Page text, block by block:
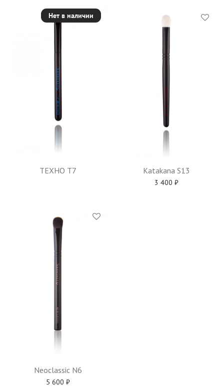
Нет в наличии
TEXHO T7 Katakana S13
3 400 ₽
Neoclassic N6
5 600 ₽